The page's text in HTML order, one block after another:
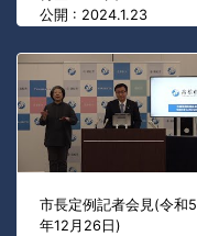
公開 : 2024.1.23
市長定例記者会見(令和5
年12月26日)